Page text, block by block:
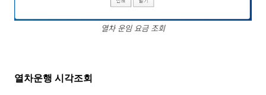
열차 운임 요금 조회
열차운행 시각조회